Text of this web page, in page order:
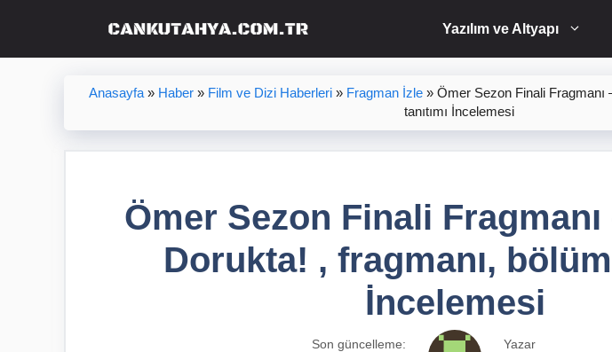
Yazılım ve Altyapı
Anasayfa » Haber » Film ve Dizi Haberleri » Fragman İzle » Ömer Sezon Finali Fragmanı
tanıtımı İncelemesi
Ömer Sezon Finali Fragmanı
Dorukta! , fragmanı, bölüm
İncelemesi
Son güncelleme: Yazar